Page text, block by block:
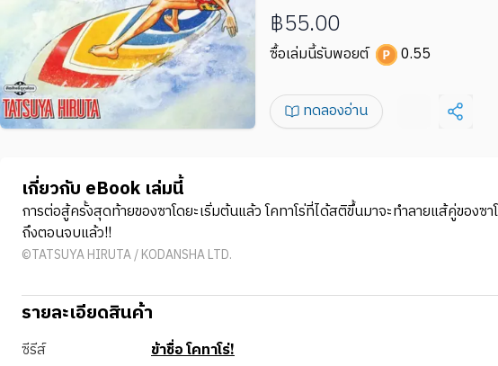
฿55.00
ซื้อเล่มนี้รับพอยต์ 0.55
ทดลองอ่าน
เกี่ยวกับ eBook เล่มนี้
การต่อสู้ครั้งสุดท้ายของซาโดยะเริ่มต้นแล้ว โคทาโร่ที่ได้สติขึ้นมาจะทำลายแส้คู่ของ
ถึงตอนจบแล้ว!!
©TATSUYA HIRUTA / KODANSHA LTD.
รายละเอียดสินค้า
ซีรีส์
ข้าชื่อ โคทาโร่!